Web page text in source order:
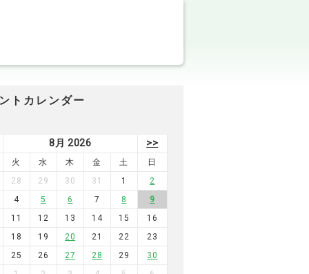
トカレンダー
8月 2026 >>
火 水 木 金 土
日
28
29 30 31 1
2
4
5 6 7 8
9
11
12 13 14 15
16
18
19 20 21 22
23
25
26 27 28 29
30